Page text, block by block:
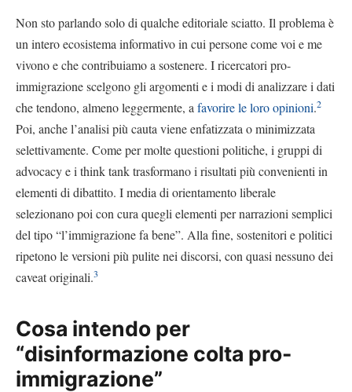
Non sto parlando solo di qualche editoriale sciatto. Il problema è
un intero ecosistema informativo in cui persone come voi e me
vivono e che contribuiamo a sostenere. I ricercatori pro-
immigrazione scelgono gli argomenti e i modi di analizzare i dati
che tendono, almeno leggermente, a favorire le loro opinioni.2
Poi, anche l’analisi più cauta viene enfatizzata o minimizzata
selettivamente. Come per molte questioni politiche, i gruppi di
advocacy e i think tank trasformano i risultati più convenienti in
elementi di dibattito. I media di orientamento liberale
selezionano poi con cura quegli elementi per narrazioni semplici
del tipo “l’immigrazione fa bene”. Alla fine, sostenitori e politici
ripetono le versioni più pulite nei discorsi, con quasi nessuno dei
caveat originali.3
Cosa intendo per
“disinformazione colta pro-
immigrazione”